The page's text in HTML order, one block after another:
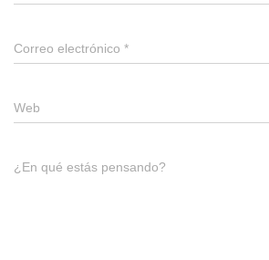
Correo electrónico *
Web
¿En qué estás pensando?